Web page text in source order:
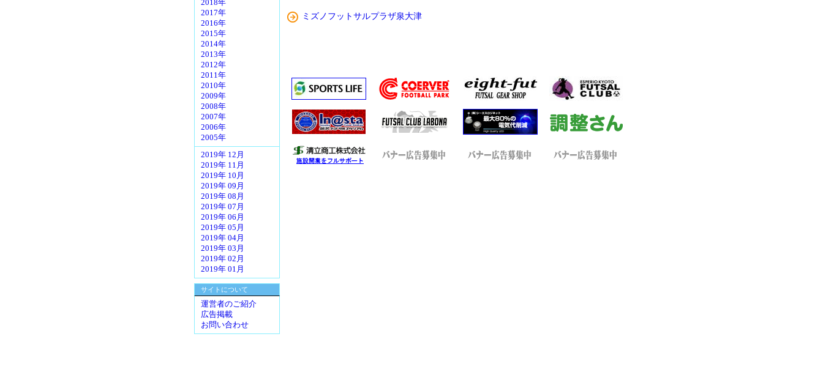
2018年
2017年
2016年
2015年
2014年
2013年
2012年
2011年
2010年
2009年
2008年
2007年
2006年
2005年
2019年 12月
2019年 11月
2019年 10月
2019年 09月
2019年 08月
2019年 07月
2019年 06月
2019年 05月
2019年 04月
2019年 03月
2019年 02月
2019年 01月
サイトについて
運営者のご紹介
広告掲載
お問い合わせ
ミズノフットサルプラザ泉大津